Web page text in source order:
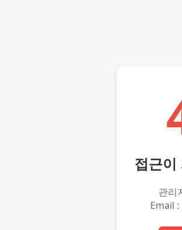
접근이
관리
Email